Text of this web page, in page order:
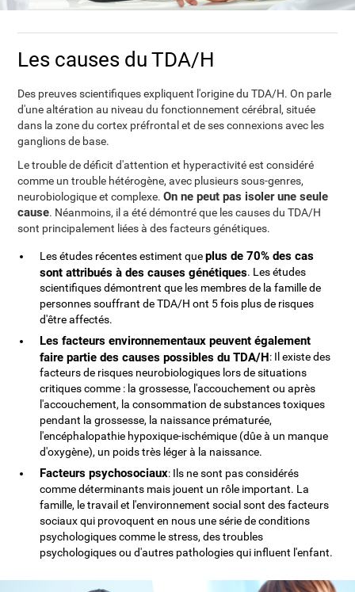
Les causes du TDA/H
Des preuves scientifiques expliquent l'origine du TDA/H. On parle
d'une altération au niveau du fonctionnement cérébral, située
dans la zone du cortex préfrontal et de ses connexions avec les
ganglions de base.
Le trouble de déficit d'attention et hyperactivité est considéré
comme un trouble hétérogène, avec plusieurs sous-genres,
neurobiologique et complexe.On ne peut pas isoler une seule
cause. Néanmoins, il a été démontré que les causes du TDA/H
sont principalement liées à des facteurs génétiques.
Les études récentes estiment queplus de 70% des cas
sont attribués à des causes génétiques. Les études
scientifiques démontrent que les membres de la famille de
personnes souffrant de TDA/H ont 5 fois plus de risques
d'être affectés.
Les facteurs environnementaux peuvent également
faire partie des causes possibles du TDA/H: Il existe des
facteurs de risques neurobiologiques lors de situations
critiques comme : la grossesse, l'accouchement ou après
l'accouchement, la consommation de substances toxiques
pendant la grossesse, la naissance prématurée,
l'encéphalopathie hypoxique-ischémique (dûe à un manque
d'oxygène), un poids très léger à la naissance.
Facteurs psychosociaux: Ils ne sont pas considérés
comme déterminants mais jouent un rôle important. La
famille, le travail et l'environnement social sont des facteurs
sociaux qui provoquent en nous une série de conditions
psychologiques comme le stress, des troubles
psychologiques ou d'autres pathologies qui influent l'enfant.